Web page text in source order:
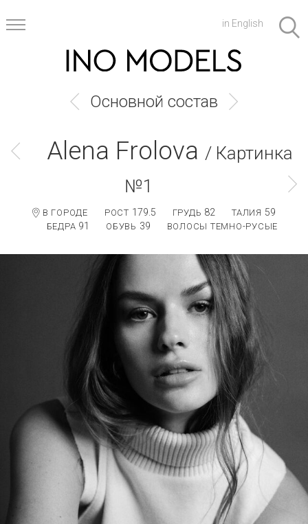
in English
Основной состав
Alena Frolova / Картинка
№1
В ГОРОДЕ РОСТ 179.5 ГРУДЬ 82 ТАЛИЯ 59
БЕДРА 91 ОБУВЬ 39 ВОЛОСЫ ТЕМНО-РУСЫЕ